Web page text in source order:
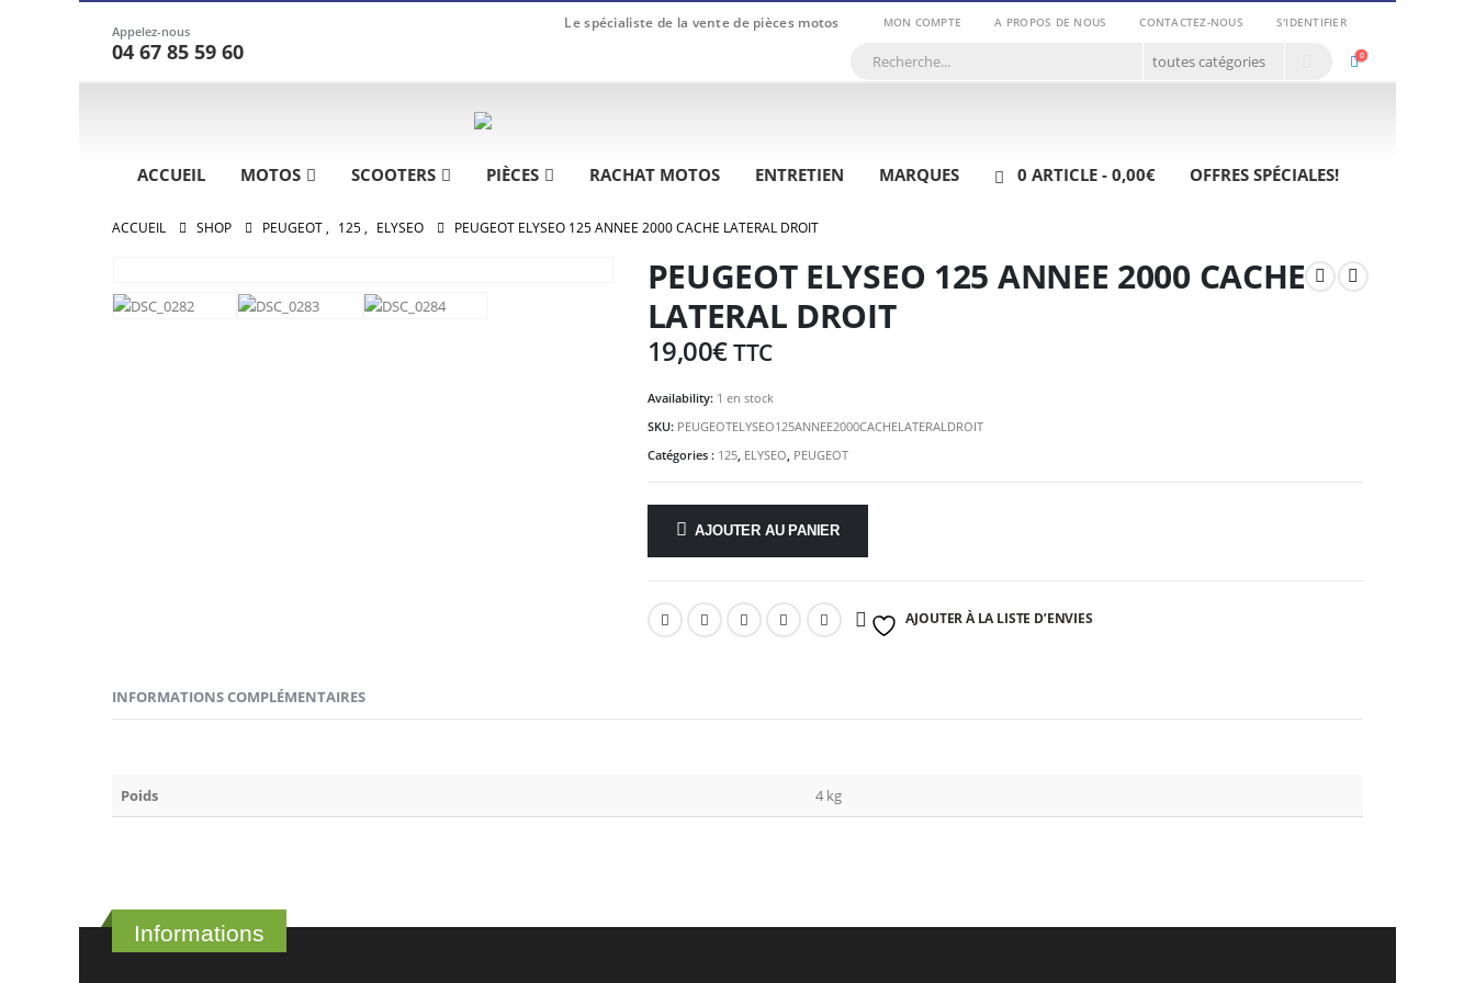
Appelez-nous
04 67 85 59 60
Le spécialiste de la vente de pièces motos MON COMPTE A PROPOS DE NOUS CONTACTEZ-NOUS S'IDENTIFIER
0
ACCUEIL MOTOS SCOOTERS PIÈCES RACHAT MOTOS ENTRETIEN MARQUES 0 ARTICLE 0,00€ OFFRES SPÉCIALES!
ACCUEIL SHOP PEUGEOT, 125, ELYSEO PEUGEOT ELYSEO 125 ANNEE 2000 CACHE LATERAL DROIT
PEUGEOT ELYSEO 125 ANNEE 2000 CACHE
LATERAL DROIT
19,00€TTC
Availability: 1 en stock
SKU: PEUGEOTELYSEO125ANNEE2000CACHELATERALDROIT
Catégories : 125, ELYSEO PEUGEOT
AJOUTER AU PANIER
AJOUTER À LA LISTE D’ENVIES
INFORMATIONS COMPLÉMENTAIRES
Poids 4 kg
Informations